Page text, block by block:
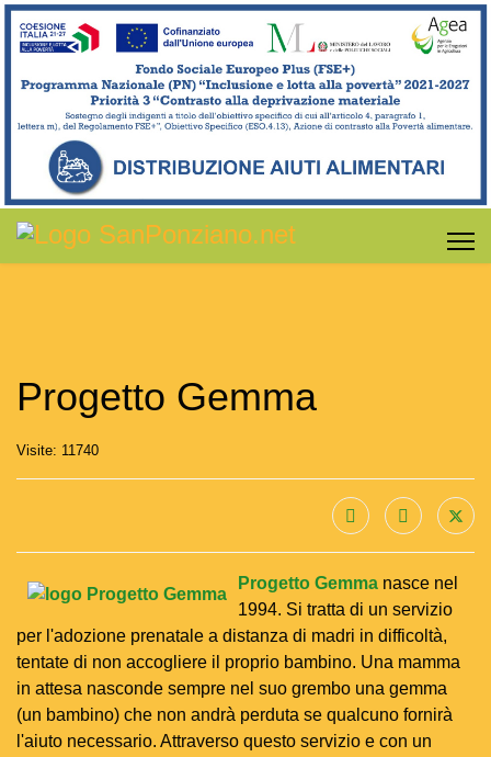
Progetto Gemma
Visite: 11740
Progetto Gemma nasce nel
1994. Si tratta di un servizio
per l'adozione prenatale a distanza di madri in difficoltà,
tentate di non accogliere il proprio bambino. Una mamma
in attesa nasconde sempre nel suo grembo una gemma
(un bambino) che non andrà perduta se qualcuno fornirà
l'aiuto necessario. Attraverso questo servizio e con un